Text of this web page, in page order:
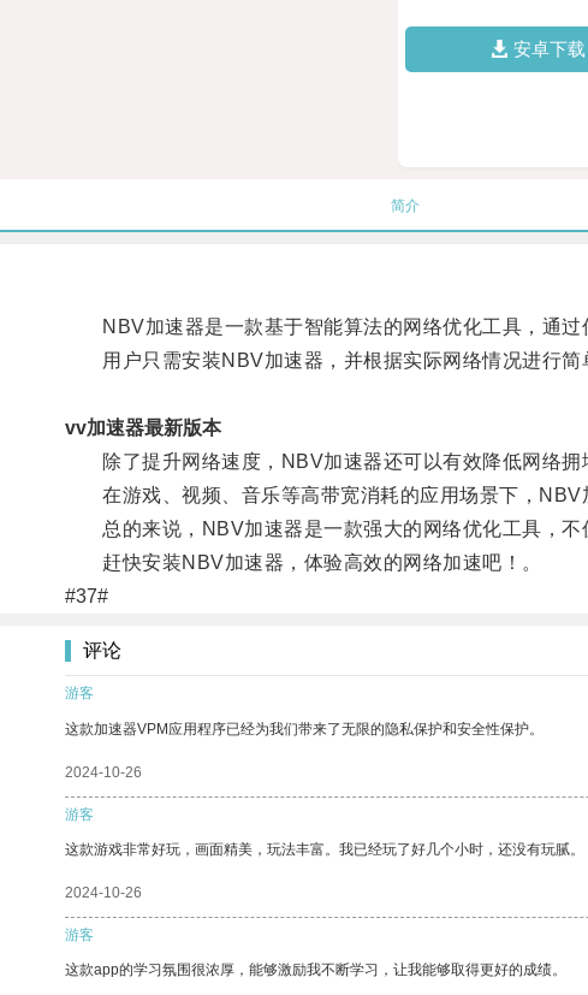
安卓下载
简介
NBV加速器是一款基于智能算法的网络优化工具，通过
用户只需安装NBV加速器，并根据实际网络情况进行简
vv加速器最新版本
除了提升网络速度，NBV加速器还可以有效降低网络拥
在游戏、视频、音乐等高带宽消耗的应用场景下，NBV
总的来说，NBV加速器是一款强大的网络优化工具，不
赶快安装NBV加速器，体验高效的网络加速吧！。
#37#
评论
游客
这款加速器VPM应用程序已经为我们带来了无限的隐私保护和安全性保护。
2024-10-26
游客
这款游戏非常好玩，画面精美，玩法丰富。我已经玩了好几个小时，还没有玩腻。
2024-10-26
游客
这款app的学习氛围很浓厚，能够激励我不断学习，让我能够取得更好的成绩。